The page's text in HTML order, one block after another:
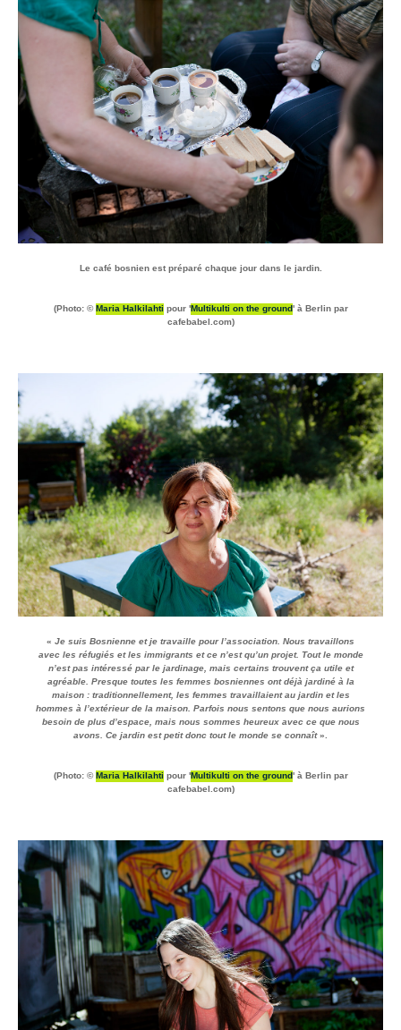
Le café bosnien est préparé chaque jour dans le jardin.
(Photo: ©Maria Halkilahti pour 'Multikulti on the ground' à Berlin par
cafebabel.com)
« Je suis Bosnienne et je travaille pour l’association. Nous travaillons
avec les réfugiés et les immigrants et ce n’est qu’un projet. Tout le monde
n’est pas intéressé par le jardinage, mais certains trouvent ça utile et
agréable. Presque toutes les femmes bosniennes ont déjà jardiné à la
maison : traditionnellement, les femmes travaillaient au jardin et les
hommes à l’extérieur de la maison. Parfois nous sentons que nous aurions
besoin de plus d’espace, mais nous sommes heureux avec ce que nous
avons. Ce jardin est petit donc tout le monde se connaît».
(Photo: ©Maria Halkilahti pour 'Multikulti on the ground' à Berlin par
cafebabel.com)